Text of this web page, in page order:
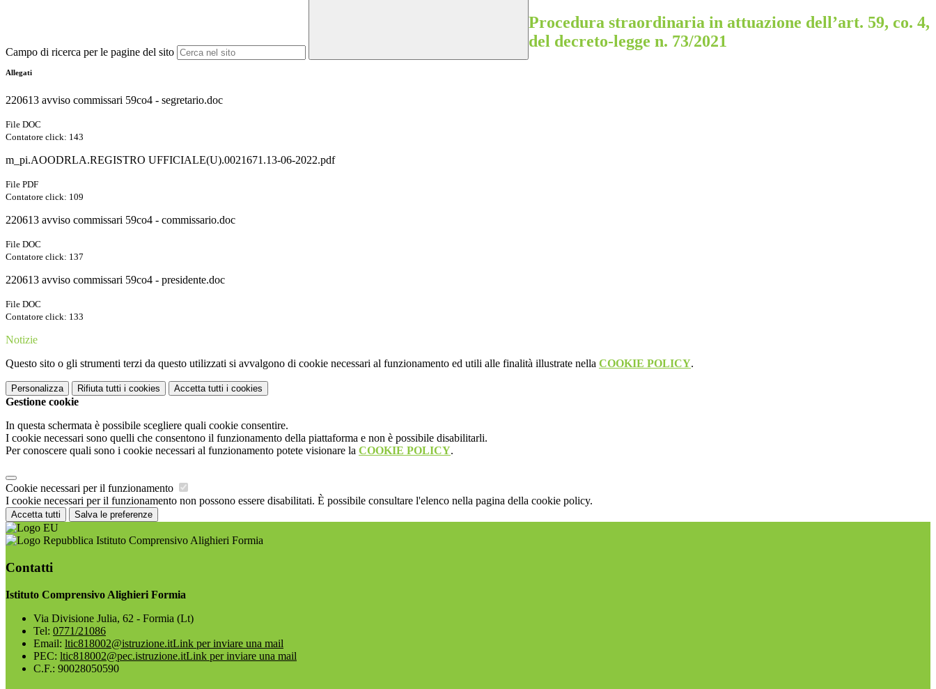
Campo di ricerca per le pagine del sito
Procedura straordinaria in attuazione dell’art. 59, co. 4,
del decreto-legge n. 73/2021
Allegati
220613 avviso commissari 59co4 - segretario.doc
File DOC
Contatore click: 143
m_pi.AOODRLA.REGISTRO UFFICIALE(U).0021671.13-06-2022.pdf
File PDF
Contatore click: 109
220613 avviso commissari 59co4 - commissario.doc
File DOC
Contatore click: 137
220613 avviso commissari 59co4 - presidente.doc
File DOC
Contatore click: 133
Notizie
Questo sito o gli strumenti terzi da questo utilizzati si avvalgono di cookie necessari al funzionamento ed utili alle finalità illustrate nella COOKIE POLICY.
Personalizza Rifiuta tutti i cookies Accetta tutti i cookies
Gestione cookie
In questa schermata è possibile scegliere quali cookie consentire.
I cookie necessari sono quelli che consentono il funzionamento della piattaforma e non è possibile disabilitarli.
Per conoscere quali sono i cookie necessari al funzionamento potete visionare la COOKIE POLICY.
Cookie necessari per il funzionamento
I cookie necessari per il funzionamento non possono essere disabilitati. È possibile consultare l'elenco nella pagina della cookie policy.
Accetta tutti Salva le preferenze
Istituto Comprensivo Alighieri Formia
Contatti
Istituto Comprensivo Alighieri Formia
Via Divisione Julia, 62 - Formia (Lt)
Tel: 0771/21086
Email: ltic818002@istruzione.itLink per inviare una mail
PEC: ltic818002@pec.istruzione.itLink per inviare una mail
C.F.: 90028050590